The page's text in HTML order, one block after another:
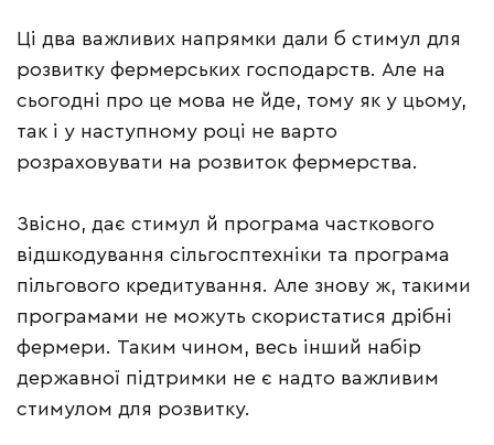
Ці два важливих напрямки дали б стимул для
розвитку фермерських господарств. Але на
сьогодні про це мова не йде, тому як у цьому,
так і у наступному році не варто
розраховувати на розвиток фермерства.
Звісно, дає стимул й програма часткового
відшкодування сільгосптехніки та програма
пільгового кредитування. Але знову ж, такими
програмами не можуть скористатися дрібні
фермери. Таким чином, весь інший набір
державної підтримки не є надто важливим
стимулом для розвитку.